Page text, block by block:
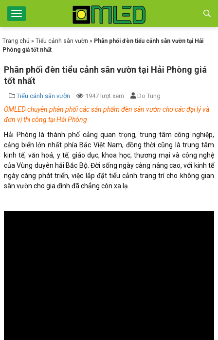
Trang chủ » Tiểu cảnh sân vườn » Phân phối đèn tiểu cảnh sân vườn tại Hải
Phòng giá tốt nhất
Phân phối đèn tiểu cảnh sân vườn tại Hải Phòng giá
tốt nhất
Tiểu cảnh sân vườn 1947 lượt xem Do Tung
OMLED chuyên phân phối các sản phẩm đèn sân vườn cho các đại lý và
đơn vị thi công tại Hải Phòng
Hải Phòng là thành phố cảng quan trọng, trung tâm công nghiệp,
cảng biển lớn nhất phía Bắc Việt Nam, đồng thời cũng là trung tâm
kinh tế, văn hoá, y tế, giáo dục, khoa học, thương mại và công nghệ
của Vùng duyên hải Bắc Bộ. Đời sống ngày càng nâng cao, với kinh tế
ngày càng phát triển, việc lắp đặt tiểu cảnh trang trí cho không gian
sân vườn cho gia đình đã chẳng còn xa lạ.